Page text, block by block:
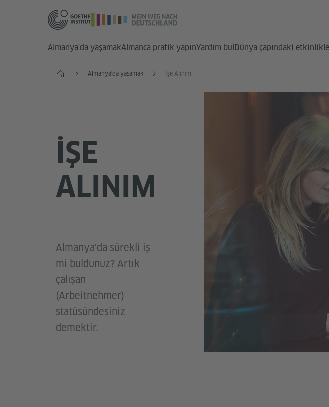
Almanya'da yaşamakAlmanca pratik yapınYardım bul Dünya çapındaki
Anasayfa Almanya'da yaşamak İşe Alınım
İŞE
ALINIM
Almanya'da sürekli iş
mi buldunuz? Artık
çalışan
(Arbeitnehmer)
statüsündesiniz
demektir.